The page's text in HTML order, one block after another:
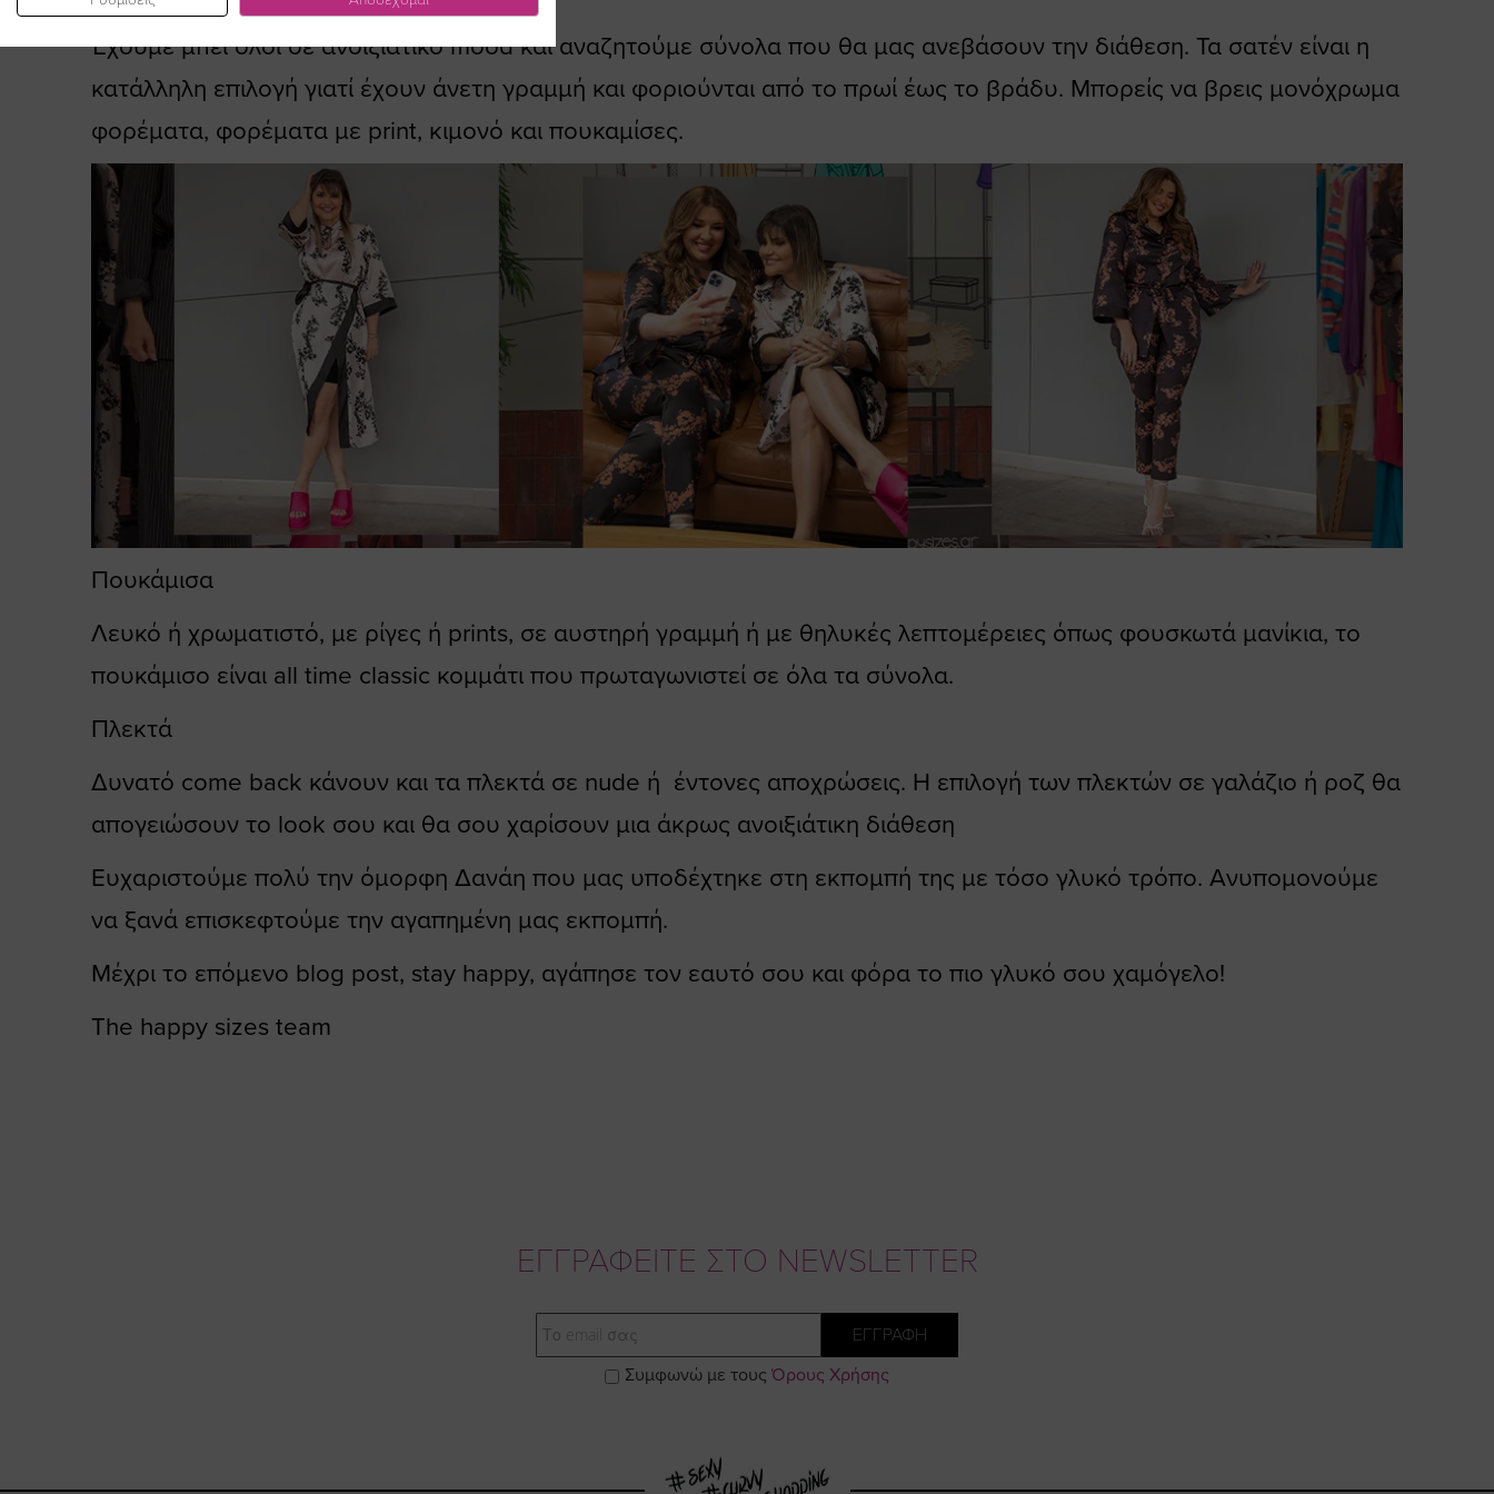
Έχουμε μπει όλοι σε ανοιξιάτικο mood και αναζητούμε σύνολα που θα μας ανεβάσουν την διάθεση. Τα σατέν είναι η
κατάλληλη επιλογή γιατί έχουν άνετη γραμμή και φοριούνται από το πρωί έως το βράδυ. Μπορείς να βρεις μονόχρωμα
φορέματα, φορέματα με print, κιμονό και πουκαμίσες.
Πουκάμισα
Λευκό ή χρωματιστό, με ρίγες ή prints, σε αυστηρή γραμμή ή με θηλυκές λεπτομέρειες όπως φουσκωτά μανίκια, το
πουκάμισο είναι all time classic κομμάτι που πρωταγωνιστεί σε όλα τα σύνολα.
Πλεκτά
Δυνατό come back κάνουν και τα πλεκτά σε nude ή έντονες αποχρώσεις. Η επιλογή των πλεκτών σε γαλάζιο ή ροζ θα
απογειώσουν το look σου και θα σου χαρίσουν μια άκρως ανοιξιάτικη διάθεση
Ευχαριστούμε πολύ την όμορφη Δανάη που μας υποδέχτηκε στη εκπομπή της με τόσο γλυκό τρόπο. Ανυπομονούμε
να ξανά επισκεφτούμε την αγαπημένη μας εκπομπή.
Μέχρι το επόμενο blog post, stay happy, αγάπησε τον εαυτό σου και φόρα το πιο γλυκό σου χαμόγελο!
The happy sizes team
ΕΓΓΡΑΦΕΙΤΕ ΣΤΟ NEWSLETTER
Email
ΕΓΓΡΑΦΗ
Συμφωνώ με τους Όρους Χρήσης